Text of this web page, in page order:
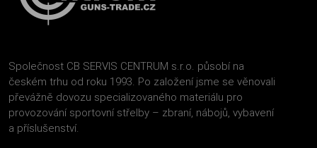
Společnost CB SERVIS CENTRUM s.r.o. působí na
českém trhu od roku 1993. Po založení jsme se věnovali
převážně dovozu specializovaného materiálu pro
provozování sportovní střelby – zbraní, nábojů, vybavení
a příslušenství.